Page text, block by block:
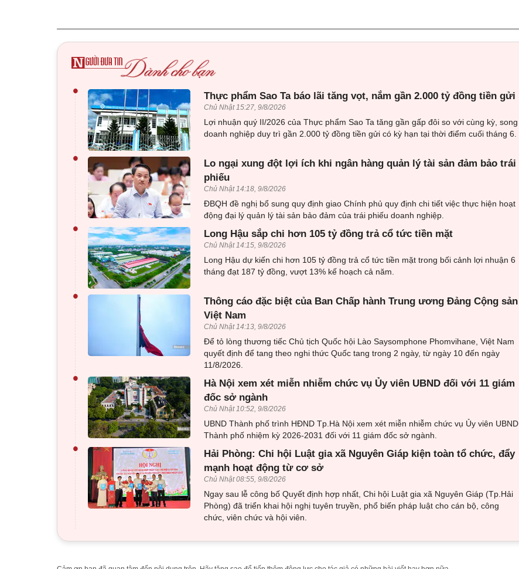
• Thực phẩm Sao Ta báo lãi tăng vọt, nắm gần 2.000 tỷ đồng tiền gửi
Chủ Nhật 15:27, 9/8/2026
Lợi nhuận quý II/2026 của Thực phẩm Sao Ta tăng gần gấp đôi so với cùng kỳ, song
doanh nghiệp duy trì gần 2.000 tỷ đồng tiền gửi có kỳ hạn tại thời điểm cuối tháng 6.
•
Lo ngại xung đột lợi ích khi ngân hàng quản lý tài sản đảm bảo trái
phiếu
Chủ Nhật 14:18, 9/8/2026
ĐBQH đề nghị bổ sung quy định giao Chính phủ quy định chi tiết việc thực hiện hoạt
động đại lý quản lý tài sản bảo đảm của trái phiếu doanh nghiệp.
• Long Hậu sắp chi hơn 105 tỷ đồng trả cổ tức tiền mặt
Chủ Nhật 14:15, 9/8/2026
Long Hậu dự kiến chi hơn 105 tỷ đồng trả cổ tức tiền mặt trong bối cảnh lợi nhuận 6
tháng đạt 187 tỷ đồng, vượt 13% kế hoạch cả năm.
•
Thông cáo đặc biệt của Ban Chấp hành Trung ương Đảng Cộng sản
Việt Nam
Chủ Nhật 14:13, 9/8/2026
Để tỏ lòng thương tiếc Chủ tịch Quốc hội Lào Saysomphone Phomvihane, Việt Nam
quyết định để tang theo nghi thức Quốc tang trong 2 ngày, từ ngày 10 đến ngày
11/8/2026.
•
Hà Nội xem xét miễn nhiễm chức vụ Ủy viên UBND đối với 11 giám
đốc sở ngành
Chủ Nhật 10:52, 9/8/2026
UBND Thành phố trình HĐND Tp.Hà Nội xem xét miễn nhiễm chức vụ Ủy viên UBND
Thành phố nhiệm kỳ 2026-2031 đối với 11 giám đốc sở ngành.
•
Hải Phòng: Chi hội Luật gia xã Nguyên Giáp kiện toàn tổ chức, đẩy
mạnh hoạt động từ cơ sở
Chủ Nhật 08:55, 9/8/2026
Ngay sau lễ công bố Quyết định hợp nhất, Chi hội Luật gia xã Nguyên Giáp (Tp.Hải
Phòng) đã triển khai hội nghị tuyên truyền, phổ biến pháp luật cho cán bộ, công
chức, viên chức và hội viên.